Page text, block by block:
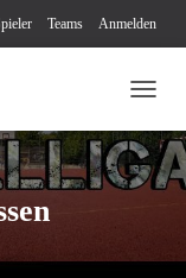
Teams Anmelden